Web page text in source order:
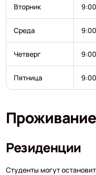
Вторник
Среда
Четверг
Пятница
Резиденции
Студенты могут